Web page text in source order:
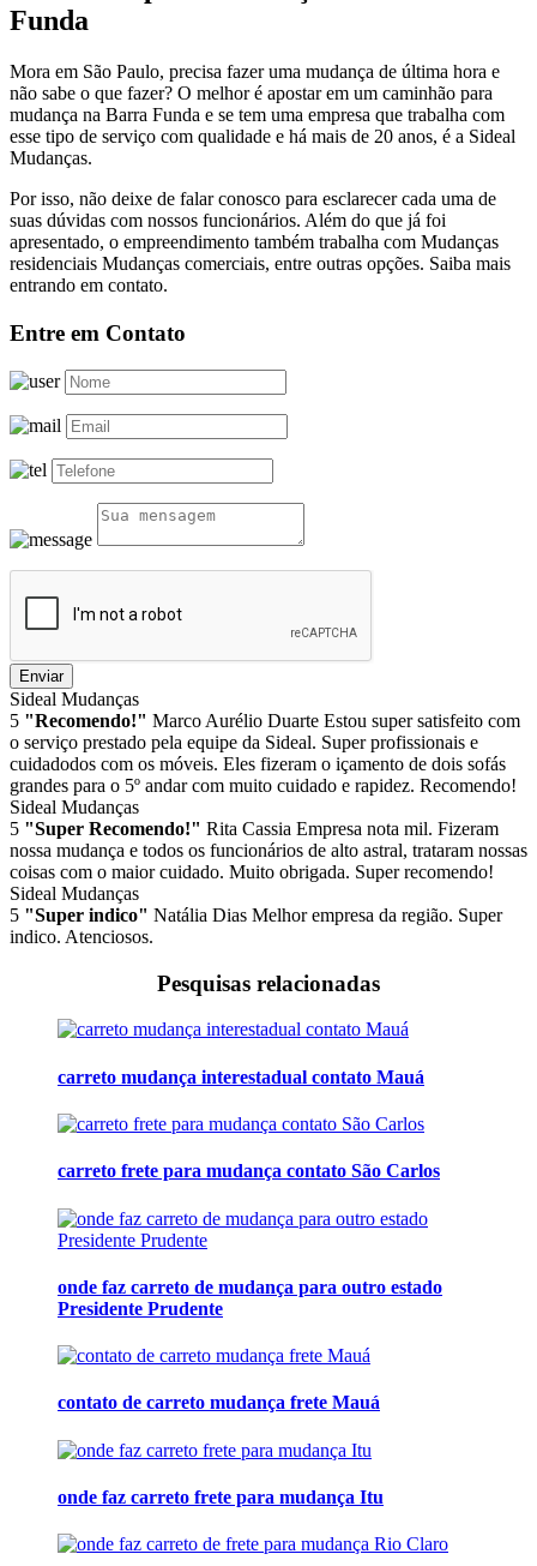
Funda
Mora em São Paulo, precisa fazer uma mudança de última hora e
não sabe o que fazer? O melhor é apostar em um caminhão para
mudança na Barra Funda e se tem uma empresa que trabalha com
esse tipo de serviço com qualidade e há mais de 20 anos, é a Sideal
Mudanças.
Por isso, não deixe de falar conosco para esclarecer cada uma de
suas dúvidas com nossos funcionários. Além do que já foi
apresentado, o empreendimento também trabalha com Mudanças
residenciais Mudanças comerciais, entre outras opções. Saiba mais
entrando em contato.
Entre em Contato
Enviar
Sideal Mudanças
5 "Recomendo!" Marco Aurélio Duarte Estou super satisfeito com
o serviço prestado pela equipe da Sideal. Super profissionais e
cuidadodos com os móveis. Eles fizeram o içamento de dois sofás
grandes para o 5º andar com muito cuidado e rapidez. Recomendo!
Sideal Mudanças
5 "Super Recomendo!" Rita Cassia Empresa nota mil. Fizeram
nossa mudança e todos os funcionários de alto astral, trataram nossas
coisas com o maior cuidado. Muito obrigada. Super recomendo!
Sideal Mudanças
5 "Super indico" Natália Dias Melhor empresa da região. Super
indico. Atenciosos.
Pesquisas relacionadas
carreto mudança interestadual contato Mauá
carreto frete para mudança contato São Carlos
onde faz carreto de mudança para outro estado
Presidente Prudente
contato de carreto mudança frete Mauá
onde faz carreto frete para mudança Itu